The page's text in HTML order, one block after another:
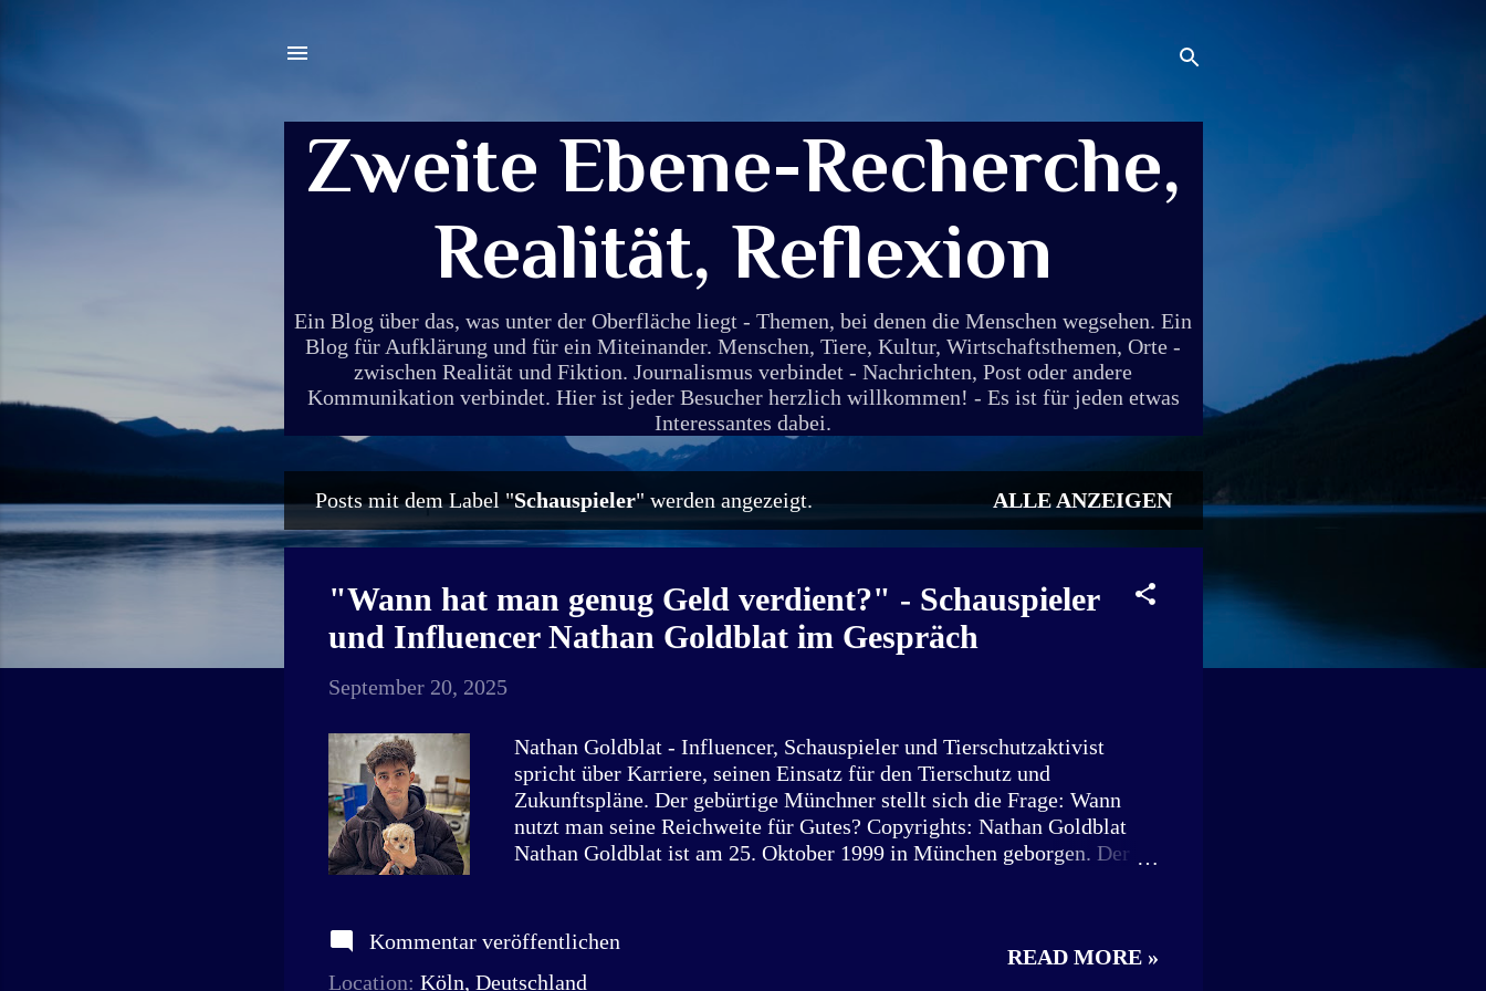
Zweite Ebene-Recherche,
Realität, Reflexion
Ein Blog über das, was unter der Oberfläche liegt - Themen, bei denen die Menschen wegsehen. Ein
Blog für Aufklärung und für ein Miteinander. Menschen, Tiere, Kultur, Wirtschaftsthemen, Orte -
zwischen Realität und Fiktion. Journalismus verbindet - Nachrichten, Post oder andere
Kommunikation verbindet. Hier ist jeder Besucher herzlich willkommen! - Es ist für jeden etwas
Interessantes dabei.
P
o
s
Posts mit dem Label "Schauspieler" werden angezeigt. ALLE ANZEIGEN
"Wann hat man genug Geld verdient?" - Schauspieler
und Influencer Nathan Goldblat im Gespräch
September 20, 2025
Nathan Goldblat - Influencer, Schauspieler und Tierschutzaktivist
spricht über Karriere, seinen Einsatz für den Tierschutz und
Zukunftspläne. Der gebürtige Münchner stellt sich die Frage: Wann
nutzt man seine Reichweite für Gutes? Copyrights: Nathan Goldblat
Nathan Goldblat ist am 25. Oktober 1999 in München geborgen. Der
und TikTok erreicht er Millionen von Menschen. Heute lebt er mit
seiner Freundin in Köln, um dort weiter an seinen Projekten zu
arbeiten. Als Schauspieler kennt man ihn aus Formaten wie Hausparty
Kommentar veröffentlichen
Location: Köln, Deutschland
READ MORE »